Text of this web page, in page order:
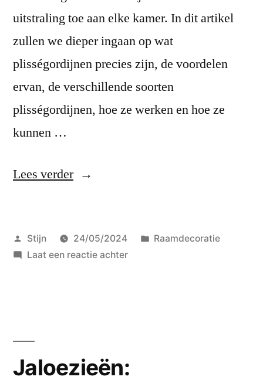
uitstraling toe aan elke kamer. In dit artikel
zullen we dieper ingaan op wat
plisségordijnen precies zijn, de voordelen
ervan, de verschillende soorten
plisségordijnen, hoe ze werken en hoe ze
kunnen …
Lees verder“Plisségordijnen:
veelzijdigheid”
Geplaatst
door
Stijn 24/05/2024
Geplaatst
Raamdecoratie
Laat een reactie achterop
Jaloezieën: